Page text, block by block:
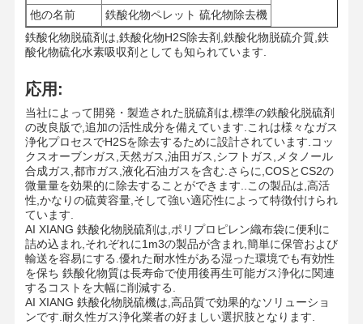
ホーム
会社案内 品質管理 ニュース すべての場合
見積依頼
他の名前
鉄酸化物ペレット 硫化物除去機
鉄酸化物脱硫剤は,鉄酸化物H2S除去剤,鉄酸化物脱硫介質,鉄
酸化物硫化水素吸収剤としても知られています.
応用:
当社によって開発・製造された脱硫剤は,標準の鉄酸化脱硫剤
の改良版で,追加の活性成分を備えています.これは様々なガス
浄化プロセスでH2Sを除去するために設計されています.コッ
クスオーブンガス,天然ガス,油田ガス,シフトガス,メタノール
合成ガス,都市ガス,液化石油ガスを含む.さらに,COSとCS2の
微量量を効果的に除去することができます..この製品は,高活
性,かなりの硫黄容量,そして強い適応性によって特徴付けられ
ています.
AI XIANG 鉄酸化物脱硫剤は,ポリプロピレン織布袋に便利に
詰め込まれ,それぞれに1m3の製品が含まれ,簡単に保管および
輸送を容易にする.優れた耐水性がある湿った環境でも有効性
を保ち 鉄酸化物質は長寿命で使用後再生可能ガス浄化に関連
するコストを大幅に削減する.
AI XIANG 鉄酸化物脱硫機は,高品質で効果的なソリューショ
ンです.耐久性ガス浄化業者の好ましい選択肢となります.